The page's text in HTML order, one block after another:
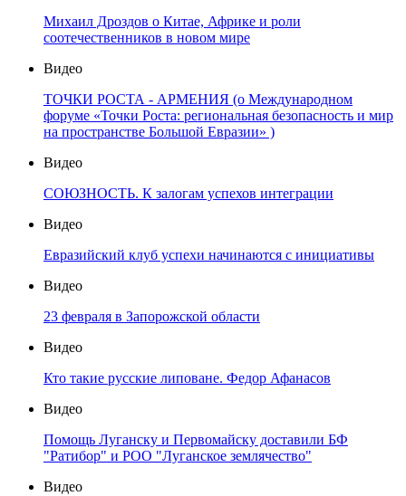
Михаил Дроздов о Китае, Африке и роли
соотечественников в новом мире
Видео
ТОЧКИ РОСТА - АРМЕНИЯ (о Международном
форуме «Точки Роста: региональная безопасность и мир
на пространстве Большой Евразии» )
Видео
СОЮЗНОСТЬ. К залогам успехов интеграции
Видео
Евразийский клуб успехи начинаются с инициативы
Видео
23 февраля в Запорожской области
Видео
Кто такие русские липоване. Федор Афанасов
Видео
Помощь Луганску и Первомайску доставили БФ
"Ратибор" и РОО "Луганское землячество"
Видео